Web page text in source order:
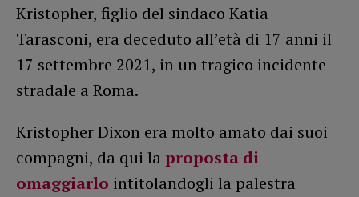
Kristopher, figlio del sindaco Katia
Tarasconi, era deceduto all’età di 17 anni il
17 settembre 2021, in un tragico incidente
stradale a Roma.
Kristopher Dixon era molto amato dai suoi
compagni, da qui la proposta di
omaggiarlo intitolandogli la palestra